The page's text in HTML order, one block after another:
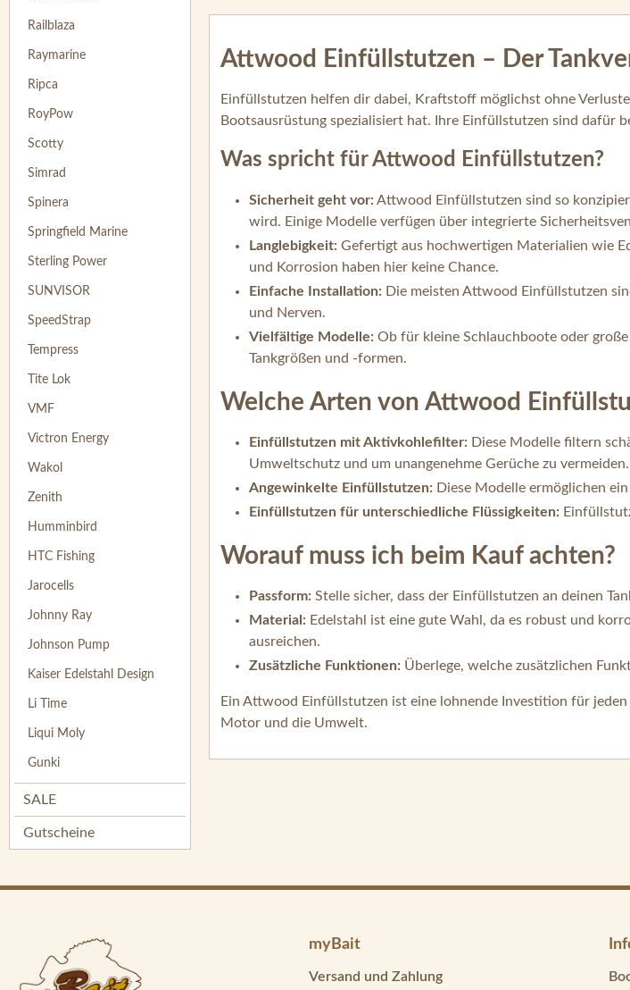
Railblaza
Raymarine
Ripca
RoyPow
Scotty
Simrad
Spinera
Springfield Marine
Sterling Power
SUNVISOR
SpeedStrap
Tempress
Tite Lok
VMF
Victron Energy
Wakol
Zenith
Humminbird
HTC Fishing
Jarocells
Johnny Ray
Johnson Pump
Kaiser Edelstahl Design
Li Time
Liqui Moly
Gunki
SALE
Gutscheine
Attwood Einfüllstutzen – Der
Einfüllstutzen helfen dir dabei, Kraftstoff möglichst ohne
Bootsausrüstung spezialisiert hat. Ihre Einfüllstutzen sind dafür
Was spricht für Attwood Einfüllstutzen?
Sicherheit geht vor:Attwood Einfüllstutzen sind so
wird. Einige Modelle verfügen über integrierte
Langlebigkeit: Gefertigt aus hochwertigen Materialien wie
und Korrosion haben hier keine Chance.
Einfache Installation: Die meisten Attwood Einfüllstutzen
und Nerven.
Vielfältige Modelle: Ob für kleine Schlauchboote oder
Tankgrößen und -formen.
Welche Arten von Attwood
Einfüllstutzen mit Aktivkohlefilter: Diese Modelle filtern
Umweltschutz und um unangenehme Gerüche zu vermeiden.
Angewinkelte Einfüllstutzen: Diese Modelle ermöglichen
Einfüllstutzen für unterschiedliche Flüssigkeiten:
Worauf muss ich beim Kauf achten?
Passform: Stelle sicher, dass der Einfüllstutzen an deinen
Material: Edelstahl ist eine gute Wahl, da es robust und
ausreichen.
Zusätzliche Funktionen: Überlege, welche zusätzlichen
Ein Attwood Einfüllstutzen ist eine lohnende Investition für
Motor und die Umwelt.
myBait
Versand und Zahlung